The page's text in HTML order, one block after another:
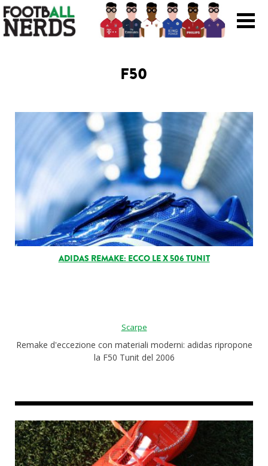
Search
Scarpe
Maglie
Accessori
Magazine Roba Da Nerds
Storie
Football Viral
Chi siamo
F50
ADIDAS REMAKE: ECCO LE X 506 TUNIT
Scarpe
Remake d'eccezione con materiali moderni: adidas ripropone
la F50 Tunit del 2006